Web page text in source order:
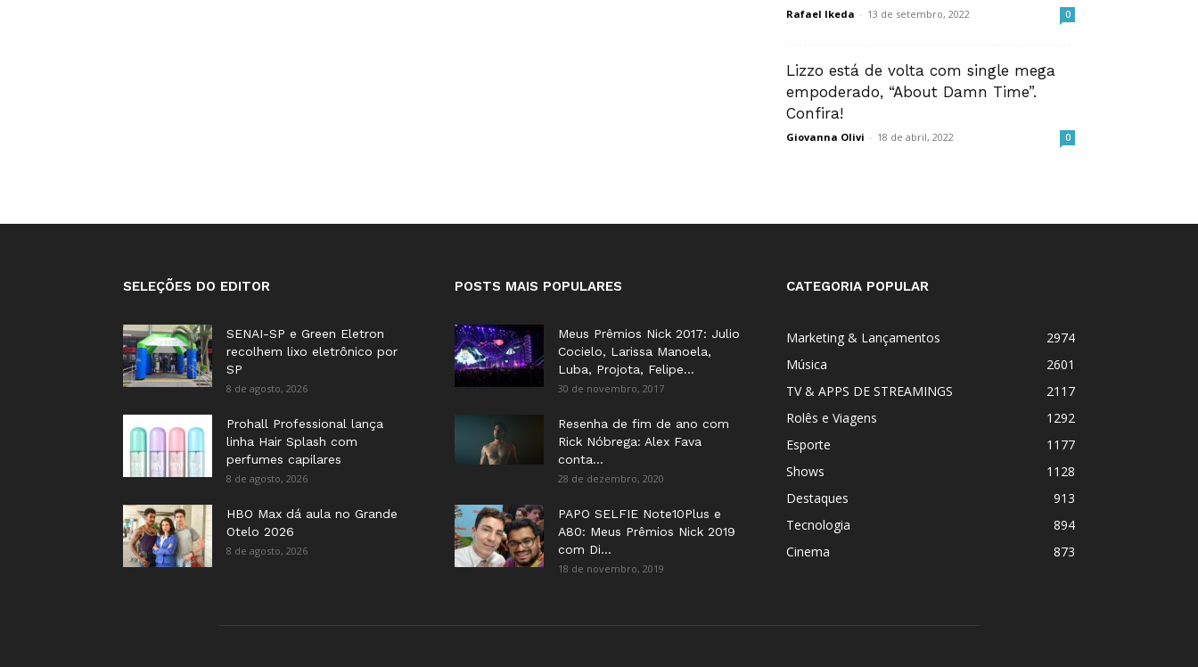
Rafael Ikeda - 13 de setembro, 2022 0
Lizzo está de volta com single mega
empoderado, “About Damn Time”.
Confira!
Giovanna Olivi - 18 de abril, 2022 0
SELEÇÕES DO EDITOR
SENAI-SP e Green Eletron
recolhem lixo eletrônico por
SP
8 de agosto, 2026
Prohall Professional lança
linha Hair Splash com
perfumes capilares
8 de agosto, 2026
HBO Max dá aula no Grande
Otelo 2026
8 de agosto, 2026
POSTS MAIS POPULARES
Meus Prêmios Nick 2017: Julio
Cocielo, Larissa Manoela,
Luba, Projota, Felipe...
30 de novembro, 2017
Resenha de fim de ano com
Rick Nóbrega: Alex Fava
conta...
28 de dezembro, 2020
PAPO SELFIE Note10Plus e
A80: Meus Prêmios Nick 2019
com Di...
18 de novembro, 2019
CATEGORIA POPULAR
Marketing & Lançamentos
2974
Música
2601
TV & APPS DE STREAMINGS
2117
Rolês e Viagens
1292
Esporte
1177
Shows
1128
Destaques
913
Tecnologia
894
Cinema
873